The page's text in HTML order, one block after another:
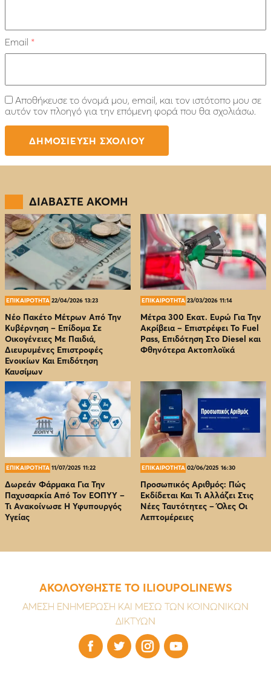
Email *
Αποθήκευσε το όνομά μου, email, και τον ιστότοπο μου σε
αυτόν τον πλοηγό για την επόμενη φορά που θα σχολιάσω.
ΔΙΑΒΑΣΤΕ ΑΚΟΜΗ
ΕΠΙΚΑΙΡΟΤΗΤΑ 22/04/2026 13:23
Νέο Πακέτο Μέτρων Από Την
Κυβέρνηση – Επίδομα Σε
Οικογένειες Με Παιδιά,
Διευρυμένες Επιστροφές
Ενοικίων Και Επιδότηση
Καυσίμων
ΕΠΙΚΑΙΡΟΤΗΤΑ 23/03/2026 11:14
Μέτρα 300 Εκατ. Ευρώ Για Την
Ακρίβεια – Επιστρέφει Το Fuel
Pass, Επιδότηση Στο Diesel και
Φθηνότερα Ακτοπλοϊκά
ΕΠΙΚΑΙΡΟΤΗΤΑ 11/07/2025 11:22
Δωρεάν Φάρμακα Για Την
Παχυσαρκία Από Τον EOΠΥΥ –
Τι Ανακοίνωσε Η Υφυπουργός
Υγείας
ΕΠΙΚΑΙΡΟΤΗΤΑ 02/06/2025 16:30
Προσωπικός Αριθμός: Πώς
Εκδίδεται Και Τι Αλλάζει Στις
Νέες Ταυτότητες – Όλες Οι
Λεπτομέρειες
ΑΚΟΛΟΥΘΗΣΤΕ ΤΟ ILIOUPOLINEWS
ΑΜΕΣΗ ΕΝΗΜΕΡΩΣΗ ΚΑΙ ΜΕΣΩ ΤΩΝ ΚΟΙΝΩΝΙΚΩΝ
ΔΙΚΤΥΩΝ
   